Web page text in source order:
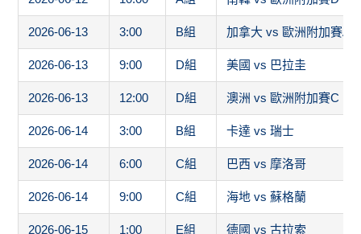
2026-06-13 3:00 B組 加拿大 vs 歐洲附加賽A
2026-06-13 9:00 D組 美國 vs 巴拉圭
2026-06-13 12:00 D組 澳洲 vs 歐洲附加賽C
2026-06-14 3:00 B組 卡達 vs 瑞士
2026-06-14 6:00 C組 巴西 vs 摩洛哥
2026-06-14 9:00 C組 海地 vs 蘇格蘭
2026-06-15 1:00 E組 德國 vs 古拉索